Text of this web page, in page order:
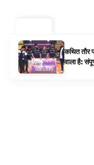
कथित तौर
वाला है: